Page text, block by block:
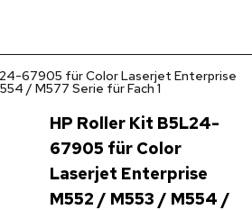
67905 für Color Laserjet Enterprise
/ M577 Serie für Fach 1
HP Roller Kit B5L24-
67905 für Color
Laserjet Enterprise
M552 / M553 / M554 /